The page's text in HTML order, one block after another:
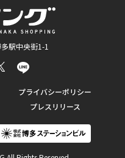
駅中央街1-1
プライバシーポリシー
プレスリリース